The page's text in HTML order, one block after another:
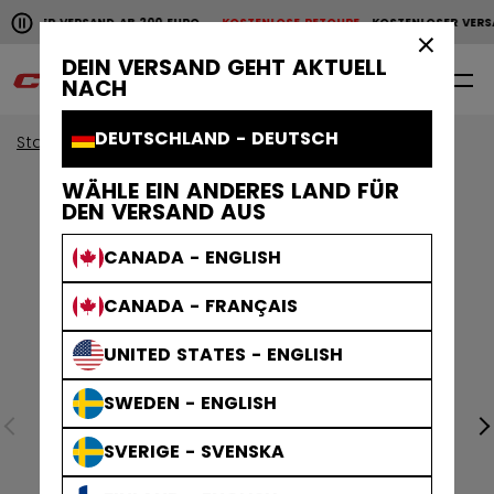
DEIN VERSAND GEHT AKTUELL
NACH
DEUTSCHLAND - DEUTSCH
WÄHLE EIN ANDERES LAND FÜR
DEN VERSAND AUS
CANADA - ENGLISH
CANADA - FRANÇAIS
UNITED STATES - ENGLISH
SWEDEN - ENGLISH
SVERIGE - SVENSKA
Horizontale Bildlaufanimation anhalten.
VERSAND AB 200 EUROKOSTENLOSE RETOURE KOSTENLOSER
KOSTENLOSER VERSAND AB 200 EURO KOSTENLOSE
0
Start Bekleidung